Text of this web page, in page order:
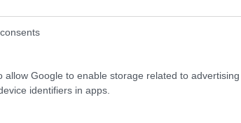
allow Google to enable storage related to
identifiers in apps.
pessoal, despesas, pagamentos a
e até que esta comece a dar lucro: